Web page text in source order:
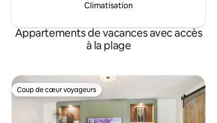
Climatisation
Appartements de vacances avec accès
à la plage
Coup de cœur voyageurs
Coup de cœur voyageurs